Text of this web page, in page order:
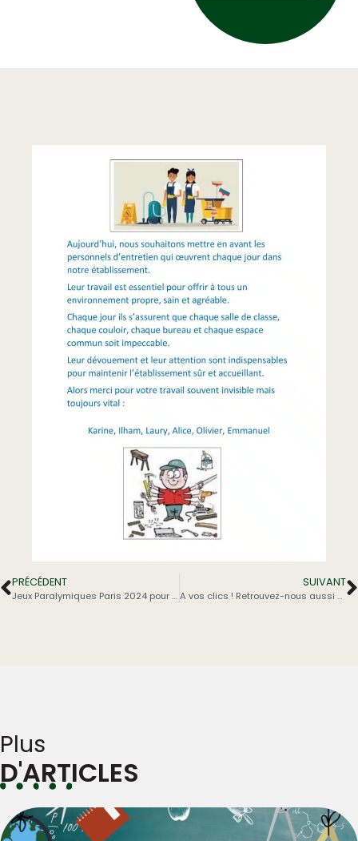
PRÉCÉDENT
Jeux Paralymiques Paris 2024 pour nos 5°COS
SUIVANT
A vos clics ! Retrouvez-nous aussi sur les réseaux sociaux !
Plus
D'ARTICLES